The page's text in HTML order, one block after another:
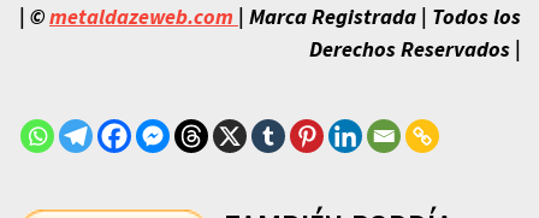
| ©metaldazeweb.com | Marca Registrada | Todos los
Derechos Reservados |